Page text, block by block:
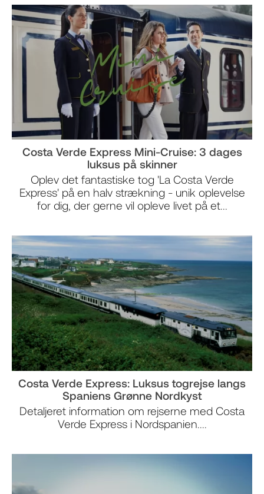
Costa Verde Express Mini-Cruise: 3 dages
luksus på skinner
Oplev det fantastiske tog 'La Costa Verde
Express' på en halv strækning - unik oplevelse
for dig, der gerne vil opleve livet på et...
Costa Verde Express: Luksus togrejse langs
Spaniens Grønne Nordkyst
Detaljeret information om rejserne med Costa
Verde Express i Nordspanien....